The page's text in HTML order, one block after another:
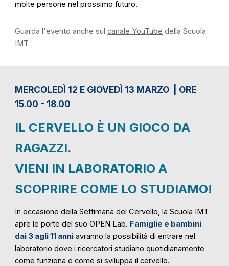
molte persone nel prossimo futuro.
Guarda l'evento anche sulcanale YouTube della Scuola
IMT
MERCOLEDÌ 12 E GIOVEDÌ 13 MARZO | ORE
15.00 - 18.00
IL CERVELLO È UN GIOCO DA
RAGAZZI.
VIENI IN LABORATORIO A
SCOPRIRE COME LO STUDIAMO!
In occasione della Settimana del Cervello, la Scuola IMT
apre le porte del suo OPEN Lab. Famiglie e bambini
dai 3 agli 11 anni avranno la possibilità di entrare nel
laboratorio dove i ricercatori studiano quotidianamente
come funziona e come si sviluppa il cervello.